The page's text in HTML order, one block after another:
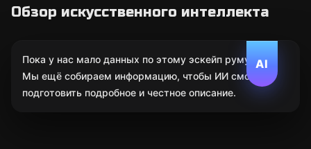
Обзор искусственного интеллекта
AI
Пока у нас мало данных по этому эскейп руму.
Мы ещё собираем информацию, чтобы ИИ смог
подготовить подробное и честное описание.